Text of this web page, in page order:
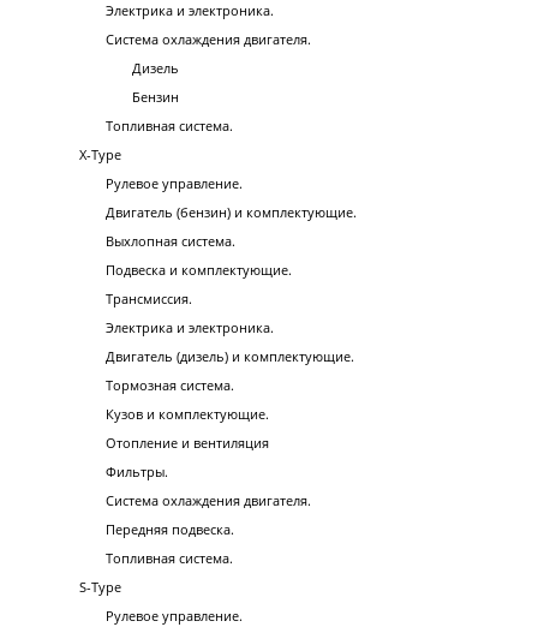
Электрика и электроника.
Система охлаждения двигателя.
Дизель
Бензин
Топливная система.
X-Type
Рулевое управление.
Двигатель (бензин) и комплектующие.
Выхлопная система.
Подвеска и комплектующие.
Трансмиссия.
Электрика и электроника.
Двигатель (дизель) и комплектующие.
Тормозная система.
Кузов и комплектующие.
Отопление и вентиляция
Фильтры.
Система охлаждения двигателя.
Передняя подвеска.
Топливная система.
S-Type
Рулевое управление.